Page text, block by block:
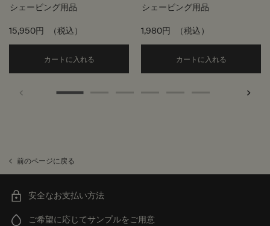
シェービング用品
15,950円 （税込）
カートに入れる Add the ダブルエッジ レイザー to cart
シェービング用品
1,980円 （税込）
カートに入れる
前のページに戻る
安全なお支払い方法
ご希望に応じてサンプルをご用意